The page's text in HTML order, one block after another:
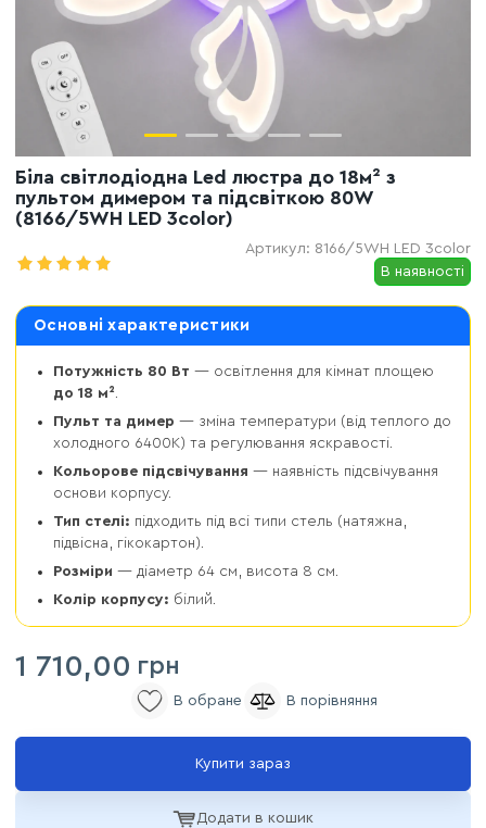
Біла світлодіодна Led люстра до 18м² з
пультом димером та підсвіткою 80W
(8166/5WH LED 3color)
Артикул: 8166/5WH LED 3color
В наявності
Основні характеристики
Потужність 80 Вт — освітлення для кімнат площею
до 18 м².
Пульт та димер — зміна температури (від теплого до
холодного 6400К) та регулювання яскравості.
Кольорове підсвічування — наявність підсвічування
основи корпусу.
Тип стелі: підходить під всі типи стель (натяжна,
підвісна, гікокартон).
Розміри — діаметр 64 см, висота 8 см.
Колір корпусу: білий.
1 710,00 грн
Додати в кошик
Купити зараз